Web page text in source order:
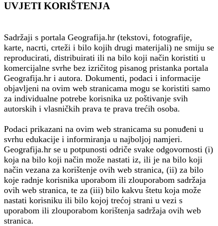
UVJETI KORIŠTENJA
Sadržaji s portala Geografija.hr (tekstovi, fotografije,
karte, nacrti, crteži i bilo kojih drugi materijali) ne smiju se
reproducirati, distribuirati ili na bilo koji način koristiti u
komercijalne svrhe bez izričitog pisanog pristanka portala
Geografija.hr i autora. Dokumenti, podaci i informacije
objavljeni na ovim web stranicama mogu se koristiti samo
za individualne potrebe korisnika uz poštivanje svih
autorskih i vlasničkih prava te prava trećih osoba.
Podaci prikazani na ovim web stranicama su ponuđeni u
svrhu edukacije i informiranja u najboljoj namjeri.
Geografija.hr se u potpunosti odriče svake odgovornosti (i)
koja na bilo koji način može nastati iz, ili je na bilo koji
način vezana za korištenje ovih web stranica, (ii) za bilo
koje radnje korisnika uporabom ili zlouporabom sadržaja
ovih web stranica, te za (iii) bilo kakvu štetu koja može
nastati korisniku ili bilo kojoj trećoj strani u vezi s
uporabom ili zlouporabom korištenja sadržaja ovih web
stranica.